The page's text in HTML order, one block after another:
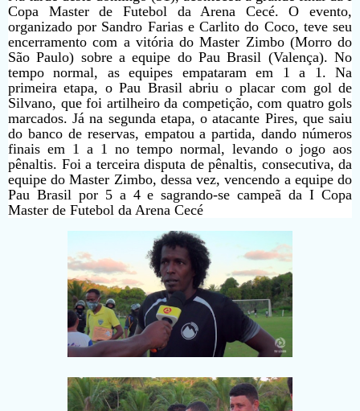
Copa Master de Futebol da Arena Cecé. O evento,
organizado por Sandro Farias e Carlito do Coco, teve seu
encerramento com a vitória do Master Zimbo (Morro do
São Paulo) sobre a equipe do Pau Brasil (Valença). No
tempo normal, as equipes empataram em 1 a 1. Na
primeira etapa, o Pau Brasil abriu o placar com gol de
Silvano, que foi artilheiro da competição, com quatro gols
marcados. Já na segunda etapa, o atacante Pires, que saiu
do banco de reservas, empatou a partida, dando números
finais em 1 a 1 no tempo normal, levando o jogo aos
pênaltis. Foi a terceira disputa de pênaltis, consecutiva, da
equipe do Master Zimbo, dessa vez, vencendo a equipe do
Pau Brasil por 5 a 4 e sagrando-se campeã da I Copa
Master de Futebol da Arena Cecé